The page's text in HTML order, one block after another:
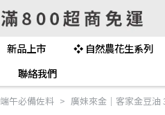
新品上市 ❖ 自然農花生系列
聯絡我們
端午必備佐料 廣妹來金｜客家金豆油